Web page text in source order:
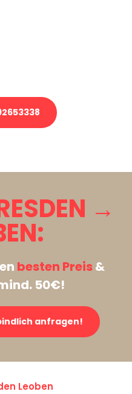
→
besten Preis&
50€!
anfragen!
Leoben